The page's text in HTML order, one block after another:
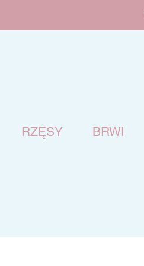
RZĘSY BRWI